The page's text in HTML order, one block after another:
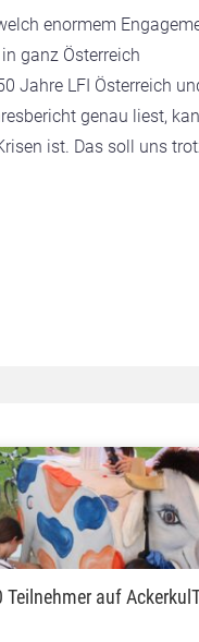
enormem
ganz Österreich
Jahre LFI Österreich
genau liest,
ist. Das soll uns
Teilnehmer auf